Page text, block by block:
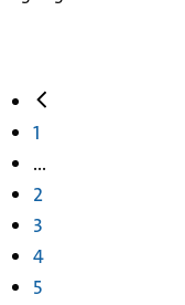
1
...
2
3
4
5